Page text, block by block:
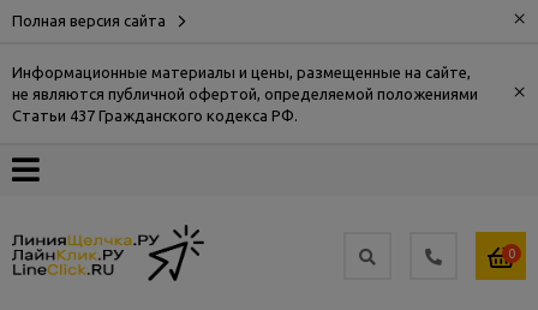
Полная версия сайта ×
Информационные материалы и цены, размещенные на сайте,
не являются публичной офертой, определяемой положениями
Статьи 437 Гражданского кодекса РФ.
×
О
Доставка
0